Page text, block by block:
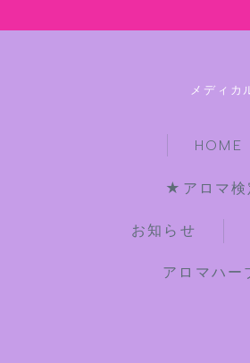
メディカ
HOME
★アロマ
お知らせ
アロマハー